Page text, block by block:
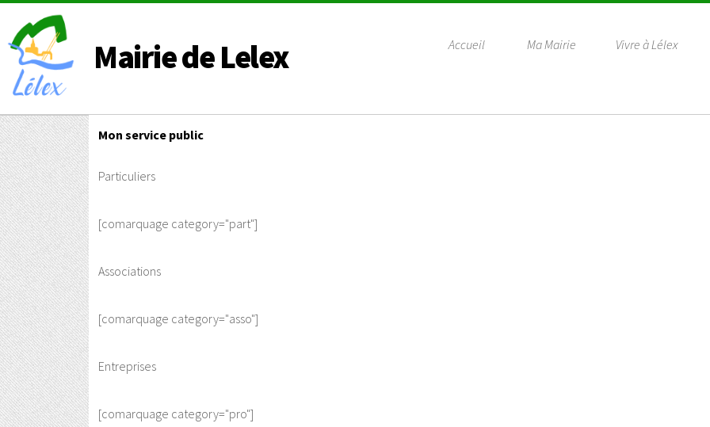
Mairie de Lelex Accueil Ma Mairie Vivre à Lélex
Mon service public
Particuliers
[comarquage category="part"]
Associations
[comarquage category="asso"]
Entreprises
[comarquage category="pro"]